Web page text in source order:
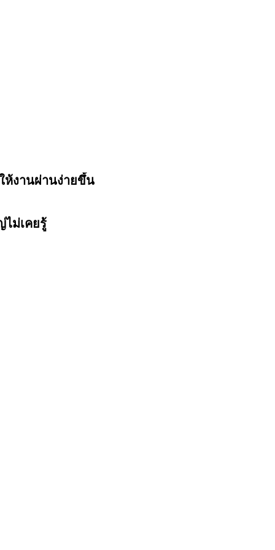
ห้งานผ่านง่ายขึ้น
ม่เคยรู้